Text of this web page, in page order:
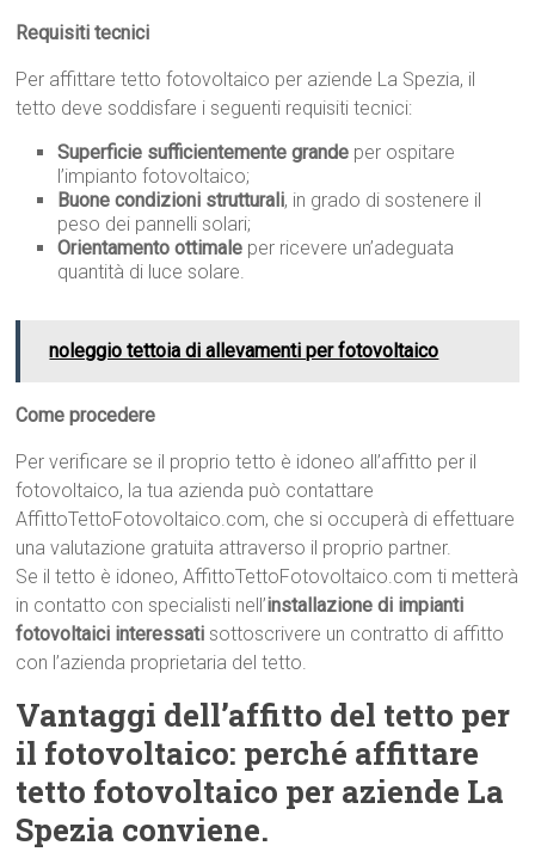
Requisiti tecnici
Per affittare tetto fotovoltaico per aziende La Spezia, il
tetto deve soddisfare i seguenti requisiti tecnici:
Superficie sufficientemente grande per ospitare
l’impianto fotovoltaico;
Buone condizioni strutturali, in grado di sostenere il
peso dei pannelli solari;
Orientamento ottimale per ricevere un’adeguata
quantità di luce solare.
noleggio tettoia di allevamenti per fotovoltaico
Come procedere
Per verificare se il proprio tetto è idoneo all’affitto per il
fotovoltaico, la tua azienda può contattare
AffittoTettoFotovoltaico.com, che si occuperà di effettuare
una valutazione gratuita attraverso il proprio partner.
Se il tetto è idoneo, AffittoTettoFotovoltaico.com ti metterà
in contatto con specialisti nell’installazione di impianti
fotovoltaici interessati sottoscrivere un contratto di affitto
con l’azienda proprietaria del tetto.
Vantaggi dell’affitto del tetto per
il fotovoltaico: perché affittare
tetto fotovoltaico per aziende La
Spezia conviene.